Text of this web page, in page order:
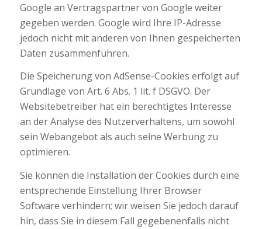
Google an Vertragspartner von Google weiter
gegeben werden. Google wird Ihre IP-Adresse
jedoch nicht mit anderen von Ihnen gespeicherten
Daten zusammenführen.
Die Speicherung von AdSense-Cookies erfolgt auf
Grundlage von Art. 6 Abs. 1 lit. f DSGVO. Der
Websitebetreiber hat ein berechtigtes Interesse
an der Analyse des Nutzerverhaltens, um sowohl
sein Webangebot als auch seine Werbung zu
optimieren.
Sie können die Installation der Cookies durch eine
entsprechende Einstellung Ihrer Browser
Software verhindern; wir weisen Sie jedoch darauf
hin, dass Sie in diesem Fall gegebenenfalls nicht